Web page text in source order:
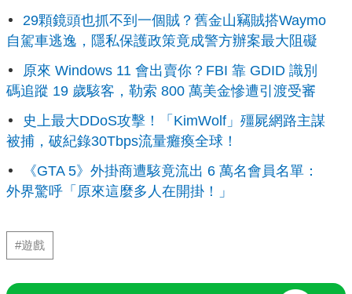
29顆鏡頭也抓不到一個賊？舊金山竊賊搭Waymo
自駕車逃逸，隱私保護政策竟成警方辦案最大阻礙
原來 Windows 11 會出賣你？FBI 靠 GDID 識別
碼追蹤 19 歲駭客，勒索 800 萬美金慘遭引渡受審
史上最大DDoS攻擊！「KimWolf」殭屍網路主謀
被捕，破紀錄30Tbps流量癱瘓全球！
《GTA 5》外掛商遭駭竟流出 6 萬名會員名單：
外界驚呼「原來這麼多人在開掛！」
#遊戲